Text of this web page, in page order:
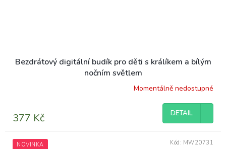
Bezdrátový digitální budík pro děti s králíkem a bílým
nočním světlem
Momentálně nedostupné
377 Kč DETAIL
NOVINKA Kód: MW20731